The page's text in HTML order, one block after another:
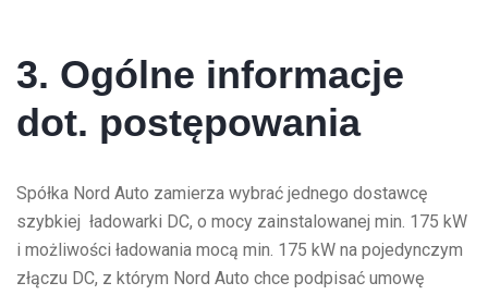
3. Ogólne informacje
dot. postępowania
Spółka Nord Auto zamierza wybrać jednego dostawcę
szybkiej ładowarki DC, o mocy zainstalowanej min. 175 kW
i możliwości ładowania mocą min. 175 kW na pojedynczym
złączu DC, z którym Nord Auto chce podpisać umowę